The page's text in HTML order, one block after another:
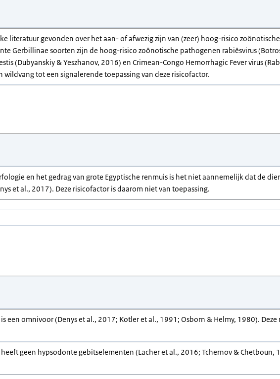
literatuur gevonden over het aan- of afwezig zijn van (zeer) hoog-risico
Gerbillinae soorten zijn de hoog-risico zoönotische pathogenen rabiësvirus
(Dubyanskiy & Yeszhanov, 2016) en Crimean-Congo Hemorrhagic Fever virus
wildvang tot een signalerende toepassing van deze risicofactor.
en het gedrag van grote Egyptische renmuis is het niet aannemelijk dat de
et al., 2017). Deze risicofactor is daarom niet van toepassing.
een omnivoor (Denys et al., 2017; Kotler et al., 1991; Osborn & Helmy, 1980).
geen hypsodonte gebitselementen (Lacher et al., 2016; Tchernov & Chetboun,